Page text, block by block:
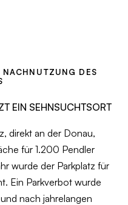
DES
EIN SEHNSUCHTSORT
direkt an der Donau,
für 1.200 Pendler
wurde der Parkplatz für
Ein Parkverbot wurde
nach jahrelangen